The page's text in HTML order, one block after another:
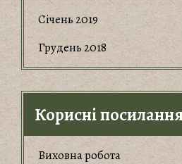
Січень 2019
Грудень 2018
Корисні посилання
Виховна робота